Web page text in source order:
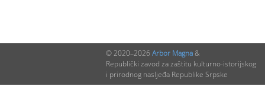
© 2020–2026 Arbor Magna&
Republički zavod za zaštitu kulturno-istorijskog
i prirodnog nasljeđa Republike Srpske